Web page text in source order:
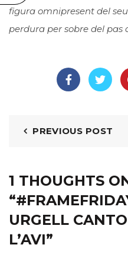
figura omnipresent del
perdura per sobre del pas
PREVIOUS POST
1 THOUGHTS
“
URGELL
L’AVI”